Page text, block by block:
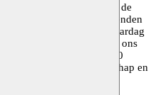
ondertekend tussen de
betreffende het zenden
wordt de 50ste verjaardag
gemeenschap in ons
gelegenheid een top 50
de migrantengemeenschap en
heuse Jukebox band.